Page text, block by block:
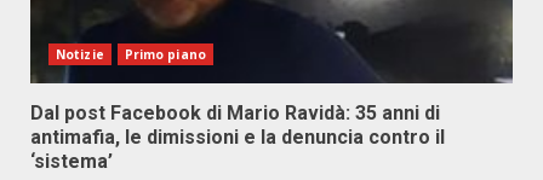
Notizie Primo piano
Dal post Facebook di Mario Ravidà: 35 anni di
antimafia, le dimissioni e la denuncia contro il
‘sistema’